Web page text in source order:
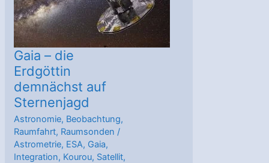
Gaia – die
Erdgöttin
demnächst auf
Sternenjagd
Astronomie, Beobachtung,
Raumfahrt, Raumsonden /
Astrometrie, ESA, Gaia,
Integration, Kourou, Satellit,